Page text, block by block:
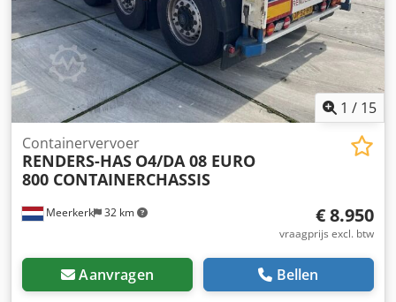
Leeggewicht: 5.230 kg Laadvermogen: 35.770 kg
Toegestane totaalgewicht: 41.000 kg Functioneel
Uitschuifbare opbouw: Ja Identificatie Kenteken: OT-82-GT
1 / 15
Meerkerk 32 km
Containervervoer
RENDERS-HAS O4/DA 08 EURO
800 CONTAINERCHASSIS
€ 8.950
vraagprijs excl. btw
Aanvragen Bellen